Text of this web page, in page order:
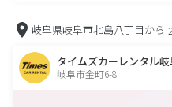
岐阜県岐阜市北島八丁目から
タイムズカーレンタル
岐阜市金町6-8